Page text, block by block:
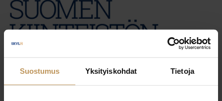
Suostumus Yksityiskohdat Tietoja